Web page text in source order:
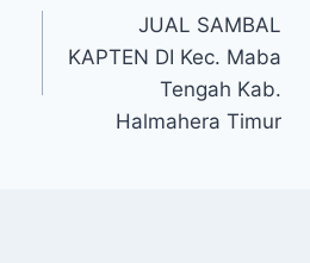
JUAL SAMBAL
KAPTEN DI Kec. Maba
Tengah Kab.
Halmahera Timur